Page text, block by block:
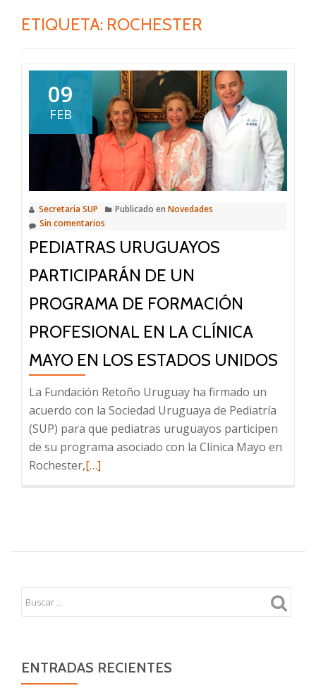
ETIQUETA: ROCHESTER
09
FEB
Secretaria SUP Publicado en Novedades
Sin comentarios
PEDIATRAS URUGUAYOS
PARTICIPARÁN DE UN
PROGRAMA DE FORMACIÓN
PROFESIONAL EN LA CLÍNICA
MAYO EN LOS ESTADOS UNIDOS
La Fundación Retoño Uruguay ha firmado un
acuerdo con la Sociedad Uruguaya de Pediatría
(SUP) para que pediatras uruguayos participen
de su programa asociado con la Clínica Mayo en
Rochester,Leer
participarán
un
Profesional
[…]
ENTRADAS RECIENTES